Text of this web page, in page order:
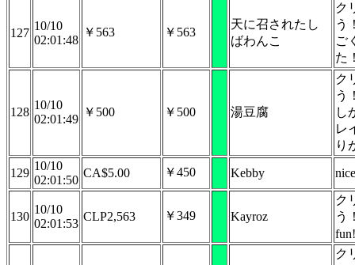
127
10/10
02:01:48
￥563 ￥563
天に召されたし
ばわんこ
ク
う
ご
た
128
10/10
02:01:49
￥500 ￥500 湯豆腐
ク
う
し
レ
り
129
10/10
02:01:50
CA$5.00 ￥450 Kebby
130
10/10
02:01:53
CLP2,563 ￥349 Kayroz
ク
う
fun!
ク